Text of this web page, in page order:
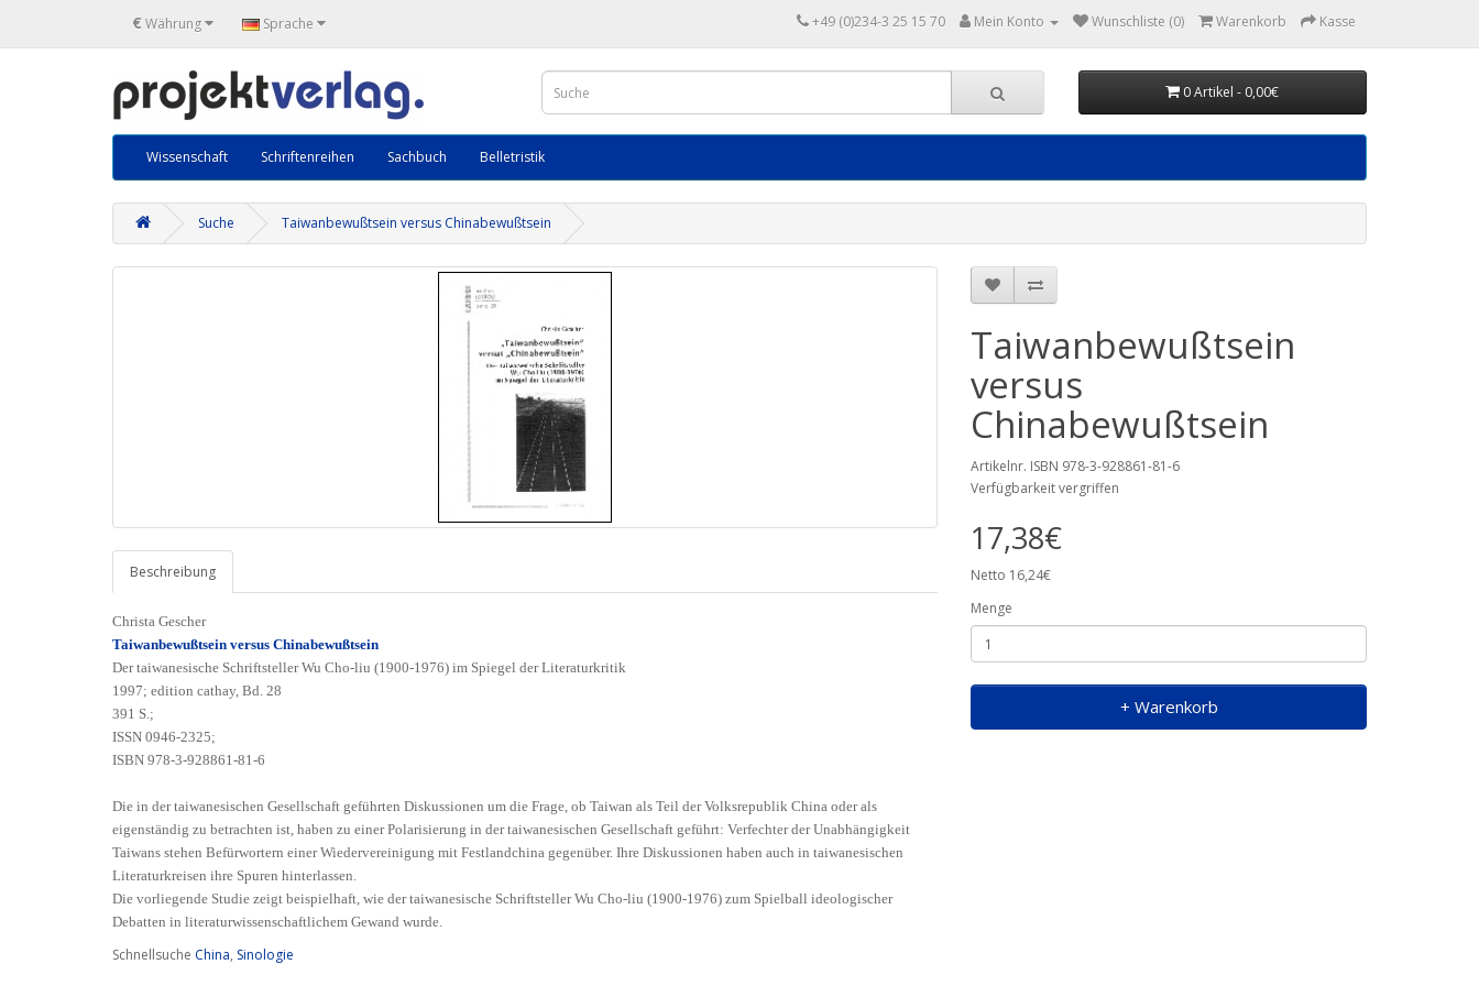
€ Währung Sprache +49 (0)234-3 25 15 70 Mein Konto Wunschliste (0) Warenkorb Kasse
0 Artikel - 0,00€
Wissenschaft Schriftenreihen Sachbuch Belletristik
Suche Taiwanbewußtsein versus Chinabewußtsein
Beschreibung
Christa Gescher
Taiwanbewußtsein versus Chinabewußtsein
Der taiwanesische Schriftsteller Wu Cho-liu (1900-1976) im Spiegel der Literaturkritik
1997; edition cathay, Bd. 28
391 S.;
ISSN 0946-2325;
ISBN 978-3-928861-81-6
Die in der taiwanesischen Gesellschaft geführten Diskussionen um die Frage, ob Taiwan als Teil der Volksrepublik China oder als
eigenständig zu betrachten ist, haben zu einer Polarisierung in der taiwanesischen Gesellschaft geführt: Verfechter der Unabhängigkeit
Taiwans stehen Befürwortern einer Wiedervereinigung mit Festlandchina gegenüber. Ihre Diskussionen haben auch in taiwanesischen
Literaturkreisen ihre Spuren hinterlassen.
Die vorliegende Studie zeigt beispielhaft, wie der taiwanesische Schriftsteller Wu Cho-liu (1900-1976) zum Spielball ideologischer
Debatten in literaturwissenschaftlichem Gewand wurde.
Taiwanbewußtsein
versus
Chinabewußtsein
Artikelnr. ISBN 978-3-928861-81-6
Verfügbarkeit vergriffen
17,38€
Netto 16,24€
Menge
+ Warenkorb
Schnellsuche China, Sinologie